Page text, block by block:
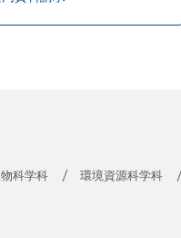
科学科 環境資源科学科